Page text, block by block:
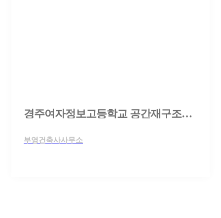
경주여자정보고등학교 공간재구조화 조성사업 설계용역 제안공모
부영건축사사무소